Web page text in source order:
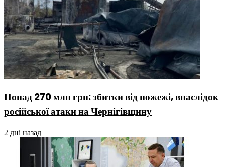
Понад 270 млн грн: збитки від пожежі, внаслідок
російської атаки на Чернігівщину
2 дні назад